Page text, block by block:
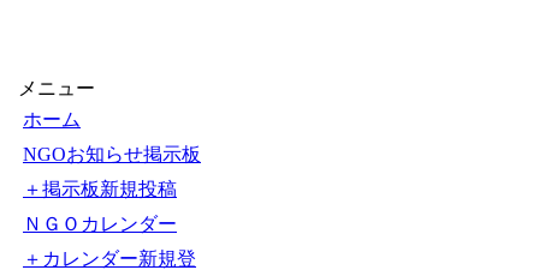
メニュー
ホーム
NGOお知らせ掲示板
＋掲示板新規投稿
ＮＧＯカレンダー
＋カレンダー新規登